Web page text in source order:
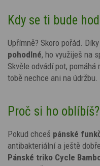
Kdy se ti bude
Upřímně? Skoro pořád.
pohodlné, ho využiješ na
Skvěle odvádí pot,
tobě nechce ani na údržbu.
Proč si ho oblíbíš?
Pokud chceš pánské
antibakteriální a ještě
Pánské triko Cycle